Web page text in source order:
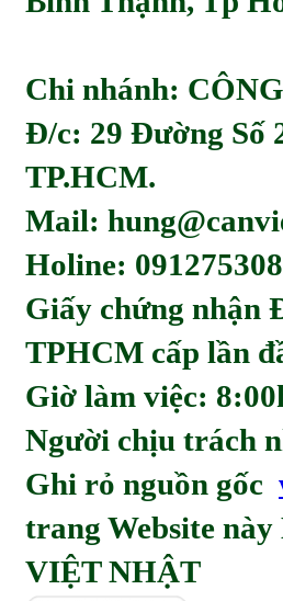
Chi nhánh:
Đ/c: 29 Đường Số
TP.HCM.
Mail:
Holine:
Giấy chứng nhận
TPHCM cấp lần
Giờ làm việc:
Người chịu trách
Ghi rỏ nguồn gốc
trang Website
VIỆT NHẬT